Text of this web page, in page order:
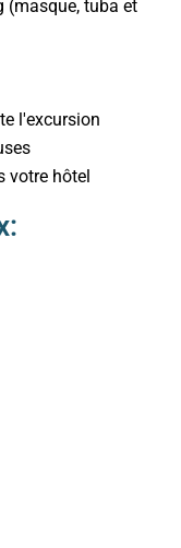
(masque, tuba et
l'excursion
votre hôtel